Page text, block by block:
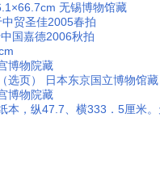
无锡博物馆藏
贸圣佳2005春拍
国嘉德2006秋拍
博物院藏
选页） 日本东京国立博物馆藏
博物院藏
本，纵47.7、横333．5厘米